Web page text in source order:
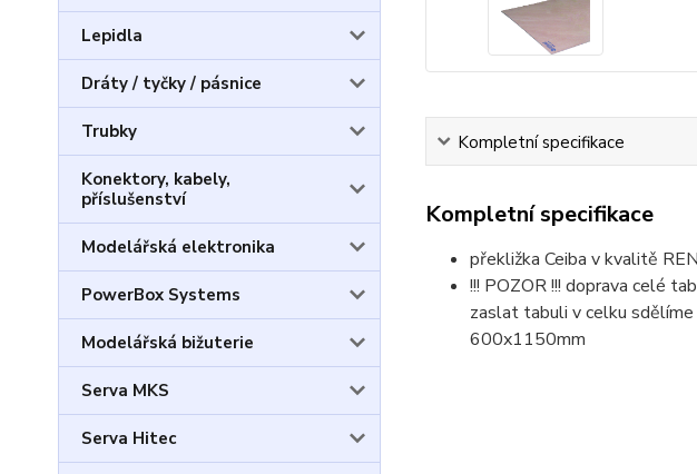
Lepidla
Dráty / tyčky / pásnice
Trubky
Konektory, kabely,
příslušenství
Modelářská elektronika
PowerBox Systems
Modelářská bižuterie
Serva MKS
Serva Hitec
Kompletní specifikace
Kompletní specifikace
překližka Ceiba v kvalitě
!!! POZOR !!! doprava celé
zaslat tabuli v celku sdělíme
600x1150mm